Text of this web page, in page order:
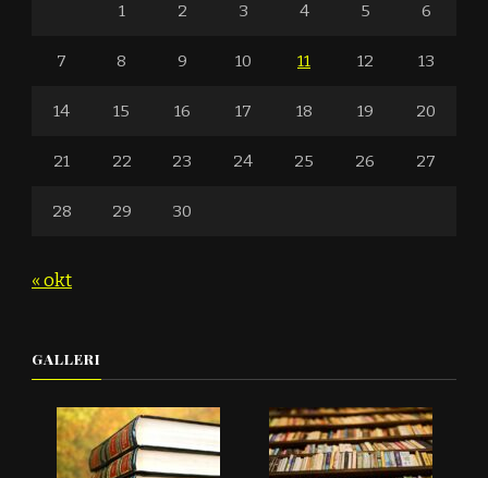
1 2 3 4 5 6
7 8 9 10 11 12 13
14 15 16 17 18 19 20
21 22 23 24 25 26 27
28 29 30
« okt
GALLERI